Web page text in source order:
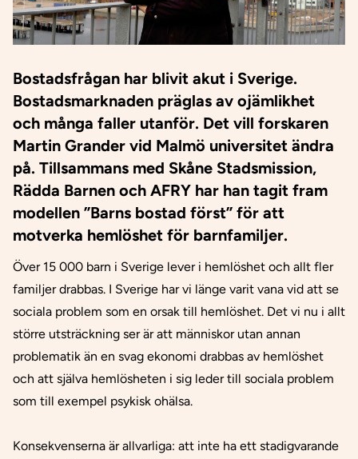
Bostadsfrågan har blivit akut i Sverige.
Bostadsmarknaden präglas av ojämlikhet
och många faller utanför. Det vill forskaren
Martin Grander vid Malmö universitet ändra
på. Tillsammans med Skåne Stadsmission,
Rädda Barnen och AFRY har han tagit fram
modellen ”Barns bostad först” för att
motverka hemlöshet för barnfamiljer.
Över 15 000 barn i Sverige lever i hemlöshet och allt fler
familjer drabbas. I Sverige har vi länge varit vana vid att se
sociala problem som en orsak till hemlöshet. Det vi nu i allt
större utsträckning ser är att människor utan annan
problematik än en svag ekonomi drabbas av hemlöshet
och att själva hemlösheten i sig leder till sociala problem
som till exempel psykisk ohälsa.
Konsekvenserna är allvarliga: att inte ha ett stadigvarande